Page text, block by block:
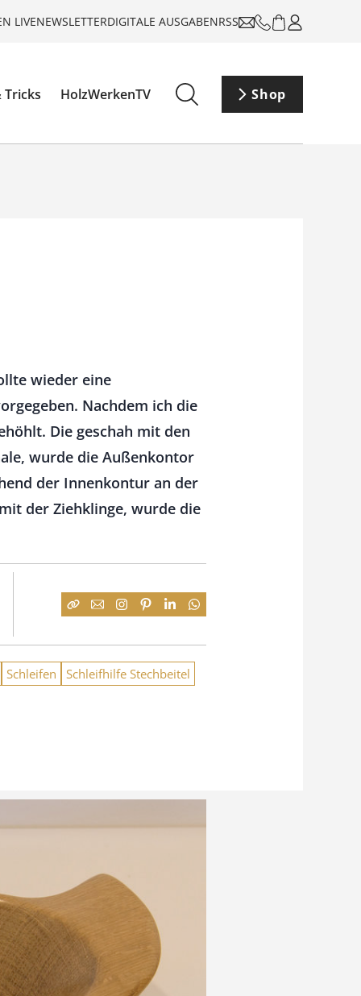
LIVENEWSLETTERDIGITALE AUSGABENRSS
Tricks HolzWerkenTV Shop
wieder eine
Nachdem ich die
Die geschah mit den
wurde die Außenkontor
der Innenkontur an der
der Ziehklinge, wurde die
Schleifen Schleifhilfe Stechbeitel